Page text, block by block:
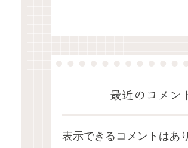
最近のコメン
表示できるコメントはあ